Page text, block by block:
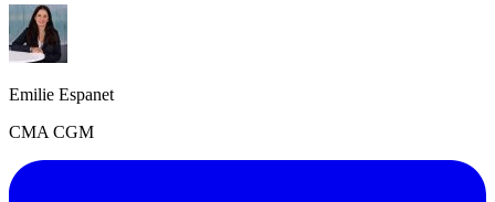
Emilie Espanet
CMA CGM